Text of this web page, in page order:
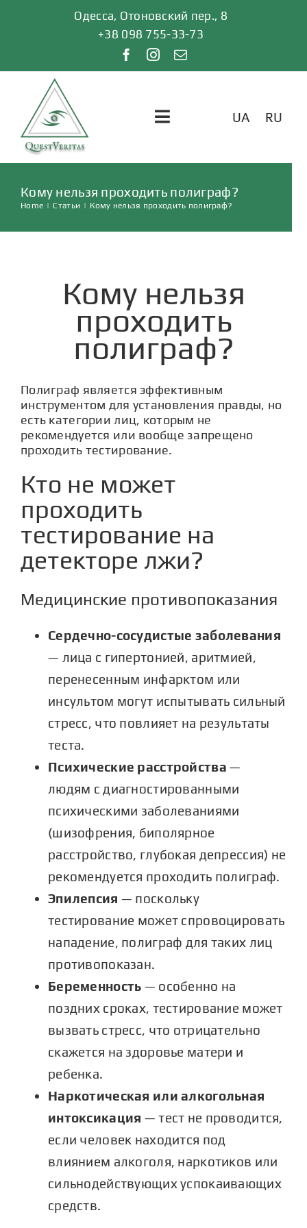
Одесса, Отоновский пер., 8
+38 098 755-33-73
Toggle
КОНТАКТЫ
UA RU
Кому нельзя проходить полиграф?
Home | Статьи | Кому нельзя проходить полиграф?
Кому нельзя
проходить
полиграф?
Полиграф является эффективным
инструментом для установления правды, но
есть категории лиц, которым не
рекомендуется или вообще запрещено
проходить тестирование.
Кто не может
проходить
тестирование на
детекторе лжи?
Медицинские противопоказания
Сердечно-сосудистые заболевания
— лица с гипертонией, аритмией,
перенесенным инфарктом или
инсультом могут испытывать сильный
стресс, что повлияет на результаты
теста.
Психические расстройства —
людям с диагностированными
психическими заболеваниями
(шизофрения, биполярное
расстройство, глубокая депрессия) не
рекомендуется проходить полиграф.
Эпилепсия — поскольку
тестирование может спровоцировать
нападение, полиграф для таких лиц
противопоказан.
Беременность — особенно на
поздних сроках, тестирование может
вызвать стресс, что отрицательно
скажется на здоровье матери и
ребенка.
Наркотическая или алкогольная
интоксикация — тест не проводится,
если человек находится под
влиянием алкоголя, наркотиков или
сильнодействующих успокаивающих
средств.